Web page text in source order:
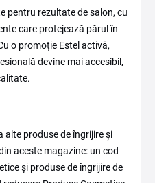
pentru rezultate de salon, cu
care protejează părul în
o promoție Estel activă,
devine mai accesibil,
alte produse de îngrijire și
aceste magazine: un cod
și produse de îngrijire de